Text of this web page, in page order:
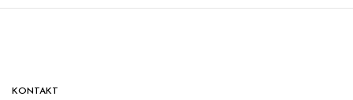
KONTAKT